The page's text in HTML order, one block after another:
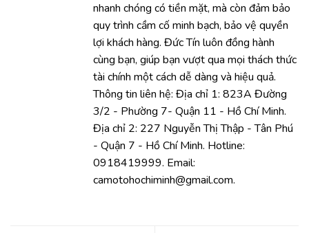
nhanh chóng có tiền mặt, mà còn đảm bảo
quy trình cầm cố minh bạch, bảo vệ quyền
lợi khách hàng. Đức Tín luôn đồng hành
cùng bạn, giúp bạn vượt qua mọi thách thức
tài chính một cách dễ dàng và hiệu quả.
Thông tin liên hệ: Địa chỉ 1: 823A Đường
3/2 - Phường 7- Quận 11 - Hồ Chí Minh.
Địa chỉ 2: 227 Nguyễn Thị Thập - Tân Phú
- Quận 7 - Hồ Chí Minh. Hotline:
0918419999. Email:
camotohochiminh@gmail.com.